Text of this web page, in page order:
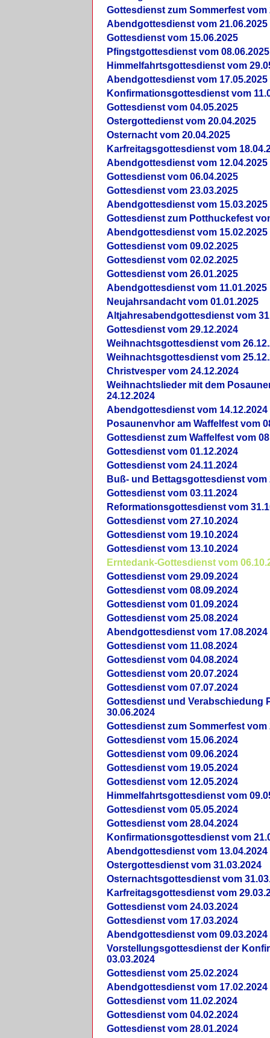
Gottesdienst zum Sommerfest vom
Abendgottesdienst vom 21.06.2025
Gottesdienst vom 15.06.2025
Pfingstgottesdienst vom 08.06.2025
Himmelfahrtsgottesdienst vom
Abendgottesdienst vom 17.05.2025
Konfirmationsgottesdienst vom
Gottesdienst vom 04.05.2025
Ostergottedienst vom 20.04.2025
Osternacht vom 20.04.2025
Karfreitagsgottesdienst vom
Abendgottesdienst vom 12.04.2025
Gottesdienst vom 06.04.2025
Gottesdienst vom 23.03.2025
Abendgottesdienst vom 15.03.2025
Gottesdienst zum Potthuckefest
Abendgottesdienst vom 15.02.2025
Gottesdienst vom 09.02.2025
Gottesdienst vom 02.02.2025
Gottesdienst vom 26.01.2025
Abendgottesdienst vom 11.01.2025
Neujahrsandacht vom 01.01.2025
Altjahresabendgottesdienst vom
Gottesdienst vom 29.12.2024
Weihnachtsgottesdienst vom
Weihnachtsgottesdienst vom
Christvesper vom 24.12.2024
Weihnachtslieder mit dem
24.12.2024
Abendgottesdienst vom 14.12.2024
Posaunenvhor am Waffelfest vom
Gottesdienst zum Waffelfest vom
Gottesdienst vom 01.12.2024
Gottesdienst vom 24.11.2024
Buß- und Bettagsgottesdienst vom
Gottesdienst vom 03.11.2024
Reformationsgottesdienst vom
Gottesdienst vom 27.10.2024
Gottesdienst vom 19.10.2024
Gottesdienst vom 13.10.2024
Erntedank-Gottesdienst vom
Gottesdienst vom 29.09.2024
Gottesdienst vom 08.09.2024
Gottesdienst vom 01.09.2024
Gottesdienst vom 25.08.2024
Abendgottesdienst vom 17.08.2024
Gottesdienst vom 11.08.2024
Gottesdienst vom 04.08.2024
Gottesdienst vom 20.07.2024
Gottesdienst vom 07.07.2024
Gottesdienst und Verabschiedung
30.06.2024
Gottesdienst zum Sommerfest vom
Gottesdienst vom 15.06.2024
Gottesdienst vom 09.06.2024
Gottesdienst vom 19.05.2024
Gottesdienst vom 12.05.2024
Himmelfahrtsgottesdienst vom
Gottesdienst vom 05.05.2024
Gottesdienst vom 28.04.2024
Konfirmationsgottesdienst vom
Abendgottesdienst vom 13.04.2024
Ostergottesdienst vom 31.03.2024
Osternachtsgottesdienst vom
Karfreitagsgottesdienst vom
Gottesdienst vom 24.03.2024
Gottesdienst vom 17.03.2024
Abendgottesdienst vom 09.03.2024
Vorstellungsgottesdienst der
03.03.2024
Gottesdienst vom 25.02.2024
Abendgottesdienst vom 17.02.2024
Gottesdienst vom 11.02.2024
Gottesdienst vom 04.02.2024
Gottesdienst vom 28.01.2024